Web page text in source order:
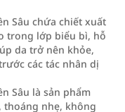
Sâu chứa chiết xuất
trong lớp biểu bì, hỗ
da trở nên khỏe,
các tác nhân dị
Sâu là sản phẩm
thoáng nhẹ, không